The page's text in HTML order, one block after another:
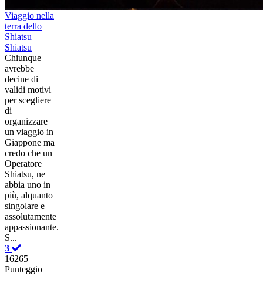
Viaggio nella
terra dello
Shiatsu
Shiatsu
Chiunque
avrebbe
decine di
validi motivi
per scegliere
di
organizzare
un viaggio in
Giappone ma
credo che un
Operatore
Shiatsu, ne
abbia uno in
più, alquanto
singolare e
assolutamente
appassionante.
S...
3
16265
Punteggio